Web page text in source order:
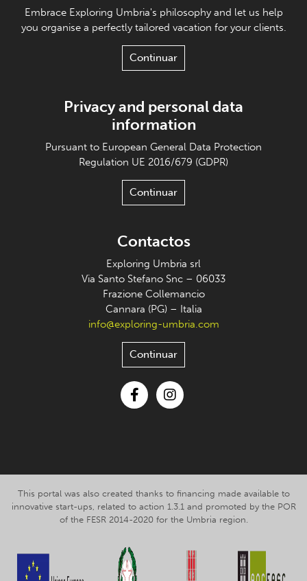
Embrace Exploring Umbria's philosophy and let us help
you organise a perfectly tailored vacation for your clients.
Continuar
Privacy and personal data
information
Pursuant to European General Data Protection
Regulation UE 2016/679 (GDPR)
Continuar
Contactos
Exploring Umbria srl
Via Santo Stefano Snc – 06033
Frazione Collemancio
Cannara (PG) – Italia
info@exploring-umbria.com
Continuar
This portal was also created thanks to financing made available to
innovative start-ups, related to action 1.3.1 and promoted by the POR
of the FESR 2014-2020 for the Umbria region.